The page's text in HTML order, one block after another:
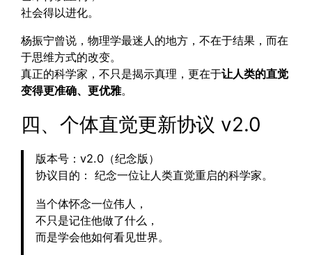
社会得以进化。
杨振宁曾说，物理学最迷人的地方，不在于结果，而在
于思维方式的改变。
真正的科学家，不只是揭示真理，更在于让人类的直觉
变得更准确、更优雅。
四、个体直觉更新协议 v2.0
版本号：v2.0（纪念版）
协议目的： 纪念一位让人类直觉重启的科学家。
当个体怀念一位伟人，
不只是记住他做了什么，
而是学会他如何看见世界。